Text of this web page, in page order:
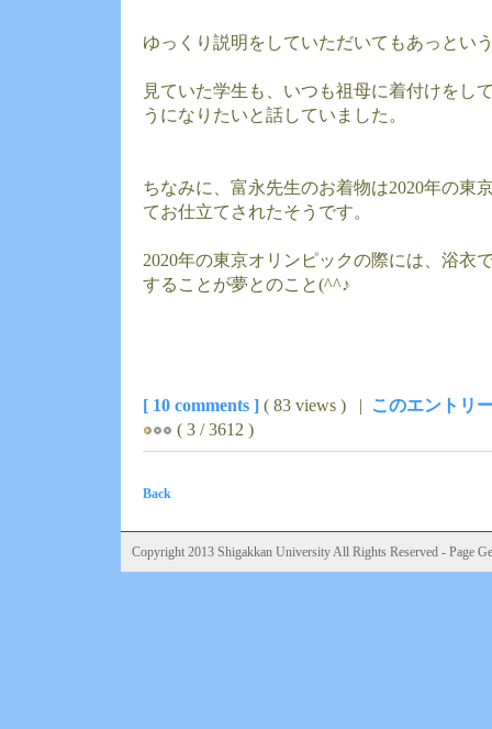
ゆっくり説明をしていただいてもあっとい
見ていた学生も、いつも祖母に着付けをし
うになりたいと話していました。
ちなみに、富永先生のお着物は2020年の東
てお仕立てされたそうです。
2020年の東京オリンピックの際には、浴衣
することが夢とのこと(^^♪
[ 10 comments ] ( 83 views ) | このエントリ
( 3 / 3612 )
Back
Copyright 2013 Shigakkan University All Rights Reserved - Page